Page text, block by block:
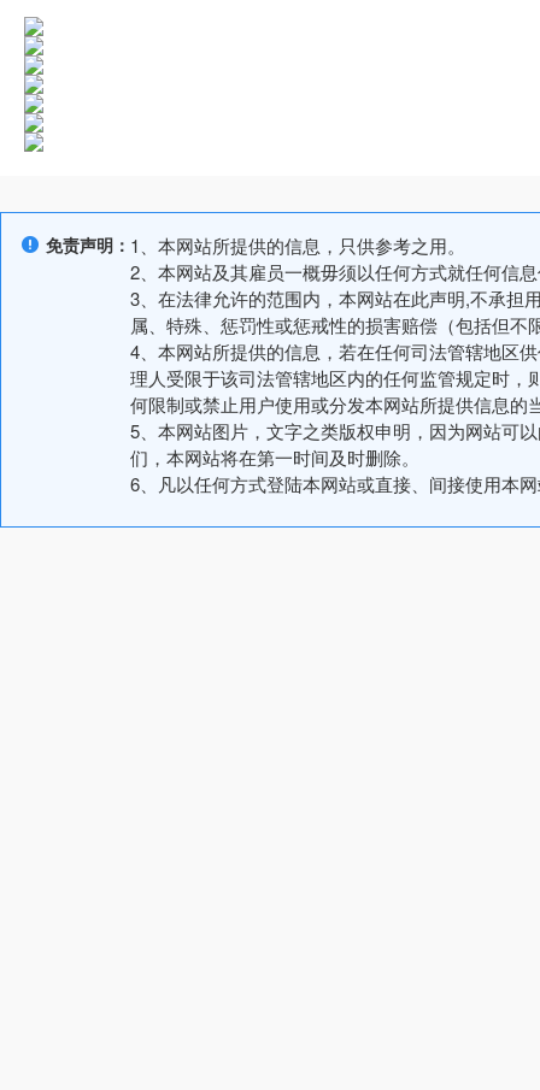
免责声明： 1、本网站所提供的信息，只供参考之用。
2、本网站及其雇员一概毋须以任何方式就任何信
3、在法律允许的范围内，本网站在此声明,不承担
属、特殊、惩罚性或惩戒性的损害赔偿（包括但
4、本网站所提供的信息，若在任何司法管辖地区
理人受限于该司法管辖地区内的任何监管规定时
何限制或禁止用户使用或分发本网站所提供信息的
5、本网站图片，文字之类版权申明，因为网站可
们，本网站将在第一时间及时删除。
6、凡以任何方式登陆本网站或直接、间接使用本